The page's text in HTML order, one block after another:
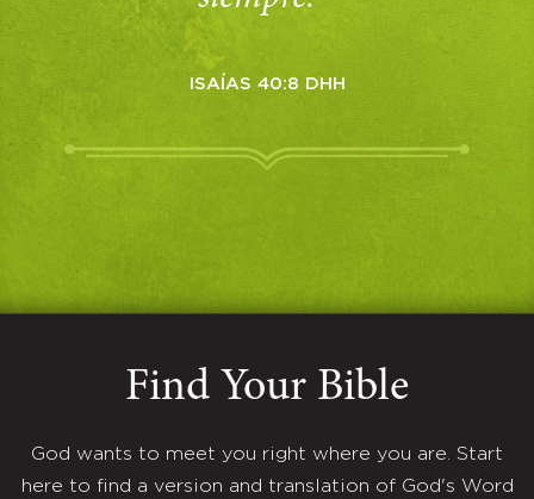
ISAÍAS 40:8 DHH
Find Your Bible
God wants to meet you right where you are. Start
here to find a version and translation of God's Word